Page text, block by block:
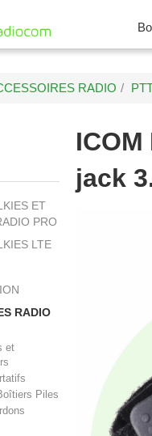
RADIO
ET
PRO
LTE
RADIO
et
Piles
ICOM
jack